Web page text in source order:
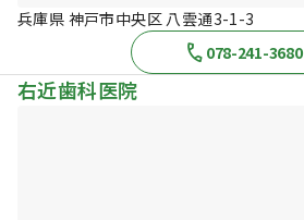
兵庫県 神戸市中央区 八雲通3-1-3
078-241-3680
右近歯科医院